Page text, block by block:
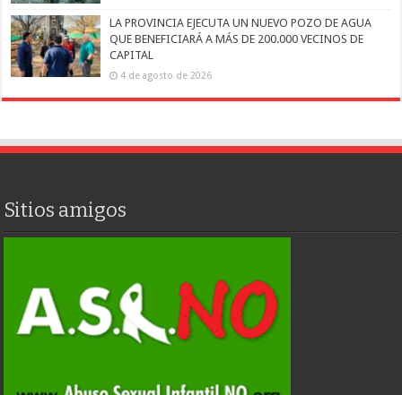
LA PROVINCIA EJECUTA UN NUEVO POZO DE AGUA
QUE BENEFICIARÁ A MÁS DE 200.000 VECINOS DE
CAPITAL
4 de agosto de 2026
Sitios amigos